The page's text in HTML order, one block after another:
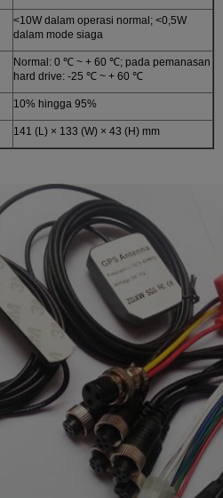
<10W dalam operasi normal; <0,5W
dalam mode siaga
Normal: 0 ℃ ~ + 60 ℃; pada pemanasan
hard drive: -25 ℃ ~ + 60 ℃
10% hingga 95%
141 (L) × 133 (W) × 43 (H) mm